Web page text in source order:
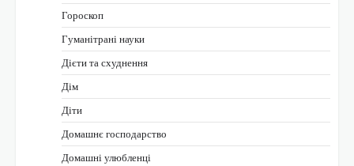
Гороскоп
Гуманітрані науки
Дієти та схуднення
Дім
Діти
Домашнє господарство
Домашні улюбленці